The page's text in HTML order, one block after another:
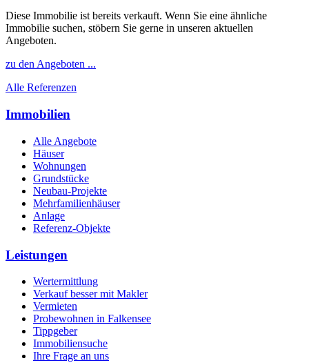
Diese Immobilie ist bereits verkauft. Wenn Sie eine ähnliche
Immobilie suchen, stöbern Sie gerne in unseren aktuellen
Angeboten.
zu den Angeboten ...
Alle Referenzen
Immobilien
Alle Angebote
Häuser
Wohnungen
Grundstücke
Neubau-Projekte
Mehrfamilienhäuser
Anlage
Referenz-Objekte
Leistungen
Wertermittlung
Verkauf besser mit Makler
Vermieten
Probewohnen in Falkensee
Tippgeber
Immobiliensuche
Ihre Frage an uns